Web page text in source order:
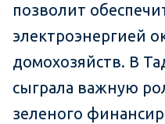
позволит
электроэнергией
домохозяйств. В
сыграла важную
зеленого